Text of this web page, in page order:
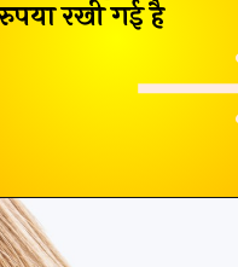
रखी गई है